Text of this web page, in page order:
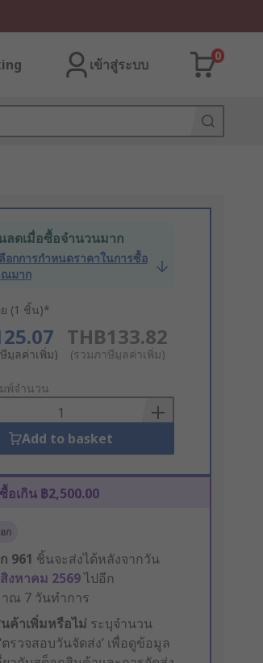
เข้าสู่ระบบ
0
ลดเมื่อซื้อจำนวนมาก
อกการกำหนดราคาในการซื้อ
มาก
(1 ชิ้น)*
มูลค่าเพิ่ม)
THB133.82
(รวมภาษีมูลค่าเพิ่ม)
พ์จำนวน
Add to basket
อเกิน ฿2,500.00
ก
961 ชิ้นจะส่งได้หลังจากวัน
งหาคม 2569ไปอีก
ณ 7 วันทำการ
ค้าเพิ่มหรือไม่ ระบุจำนวน
รวจสอบวันจัดส่ง’ เพื่อดูข้อมูล